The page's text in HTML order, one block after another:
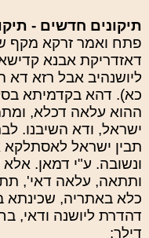
תיקונים חדשים -
פתח ואמר זרקא מקף
דאזדריקת אבנא
ליושנהיב אבל רזא דא
כא). דהא בקדמיתא
ההוא עלאה דכלא,
ישראל, ודא השיבנו.
תבין ישראל לאסתלקא
ונשובה. ע"י דמאן.
ותתאה, עלאה דאי',
כלא באתריה, שכינתא
דהדרת ליושנה ודאי,
דילך: